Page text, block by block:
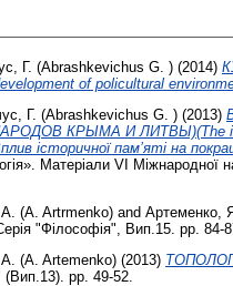
Г. (Abrashkevichus G. ) (2014)
of policultural
Г. (Abrashkevichus G. ) (2013)
КРЫМА И ЛИТВЫ)(The
історичної пам’яті на
Матеріали VI Міжнародної
(A. Artrmenko) and Артеменко,
"Філософія", Вип.15. pp. 84-
(A. Artemenko) (2013)
(Вип.13). pp. 49-52.